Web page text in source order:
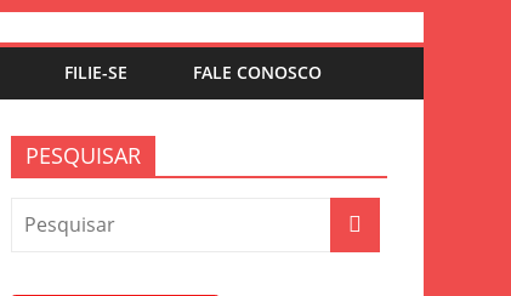
FILIE-SE FALE CONOSCO
PESQUISAR